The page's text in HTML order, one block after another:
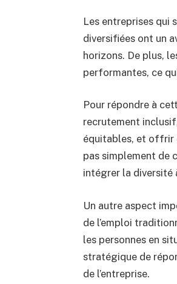
Les entreprises qui
diversifiées ont un
horizons. De plus,
performantes, ce
Pour répondre à
recrutement
équitables, et offrir
pas simplement de
intégrer la diversité
Un autre aspect
de l’emploi
les personnes en
stratégique de
de l’entreprise.